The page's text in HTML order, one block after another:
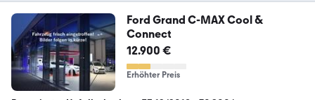
Ford Grand C-MAX Cool &
Connect
12.900 €
Erhöhter Preis